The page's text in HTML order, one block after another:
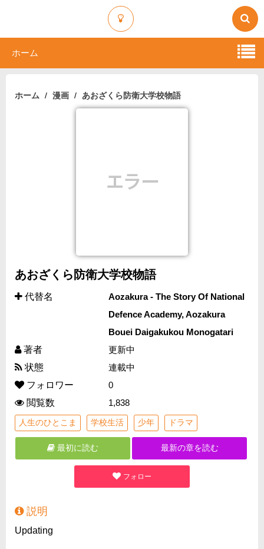
ホーム
ホーム 漫画 あおざくら防衛大学校物語
あおざくら防衛大学校物語
代替名
Aozakura - The Story Of National
Defence Academy, Aozakura
Bouei Daigakukou Monogatari
著者
更新中
状態
連載中
フォロワー
0
閲覧数
1,838
人生のひとこま 学校生活 少年 ドラマ
最初に読む 最新の章を読む
フォロー
説明
Updating